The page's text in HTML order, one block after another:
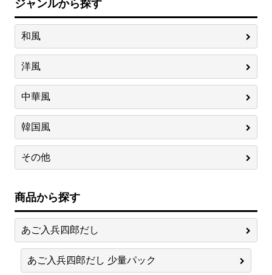
ジャンルから探す
和風
洋風
中華風
韓国風
その他
商品から探す
あご入兵四郎だし
あご入兵四郎だし 少量パック